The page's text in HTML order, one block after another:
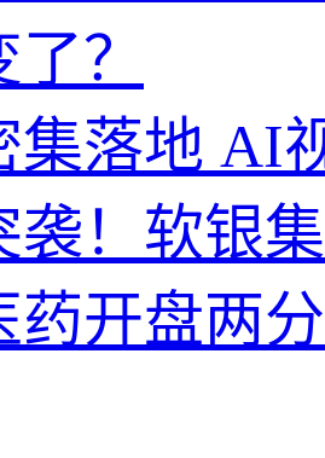
？
集落地 AI
袭！软银
药开盘两